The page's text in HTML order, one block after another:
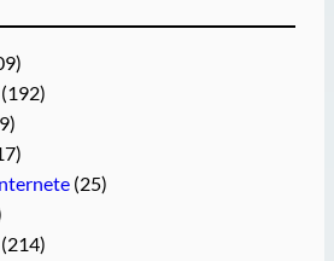
(192)
(25)
(214)